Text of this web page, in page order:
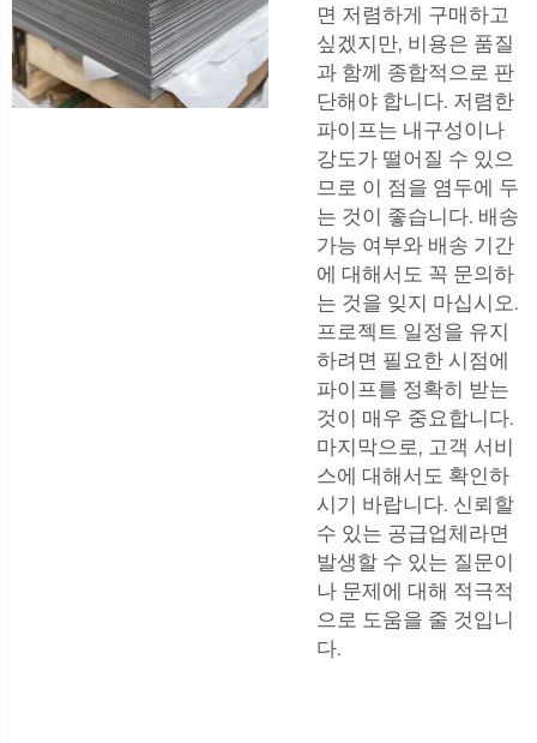
면 저렴하게 구매하고
싶겠지만, 비용은 품질
과 함께 종합적으로 판
단해야 합니다. 저렴한
파이프는 내구성이나
강도가 떨어질 수 있으
므로 이 점을 염두에 두
는 것이 좋습니다. 배송
가능 여부와 배송 기간
에 대해서도 꼭 문의하
는 것을 잊지 마십시오.
프로젝트 일정을 유지
하려면 필요한 시점에
파이프를 정확히 받는
것이 매우 중요합니다.
마지막으로, 고객 서비
스에 대해서도 확인하
시기 바랍니다. 신뢰할
수 있는 공급업체라면
발생할 수 있는 질문이
나 문제에 대해 적극적
으로 도움을 줄 것입니
다.